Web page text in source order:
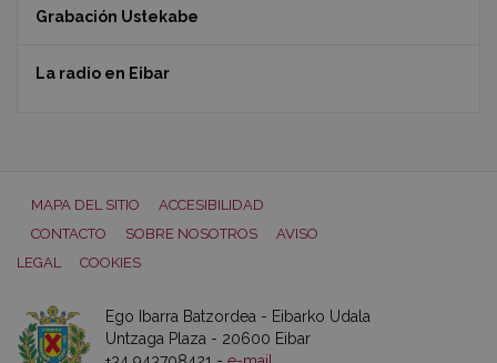
Grabación Ustekabe
La radio en Eibar
MAPA DEL SITIO
ACCESIBILIDAD
CONTACTO
SOBRE NOSOTROS
AVISO
LEGAL
COOKIES
Ego Ibarra Batzordea - Eibarko Udala
Untzaga Plaza - 20600 Eibar